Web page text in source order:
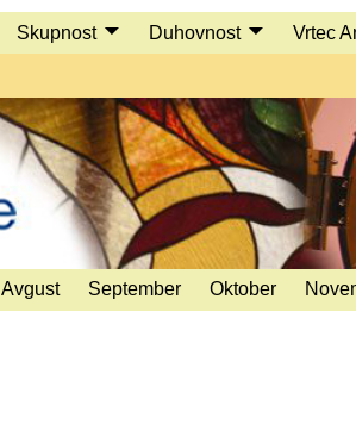
Skupnost Duhovnost Vrtec
Avgust September Oktober